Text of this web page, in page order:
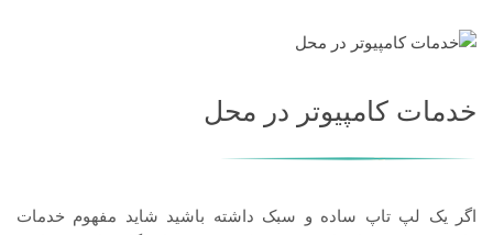
خدمات کامپیوتر در محل
اگر یک لپ تاپ ساده و سبک داشته باشید شاید مفهوم خدمات